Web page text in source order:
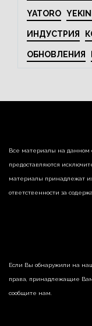
YATORO
ИНДУСТРИЯ
ОБНОВЛЕНИЯ
Все материалы на данном
предоставляются
материалы принадлежат
ответственности за
Если Вы обнаружили на
права, принадлежащие
сообщите нам.